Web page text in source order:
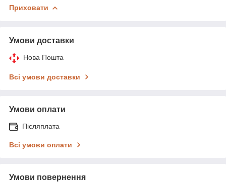
Приховати
Умови доставки
Нова Пошта
Всі умови доставки
Умови оплати
Післяплата
Всі умови оплати
Умови повернення